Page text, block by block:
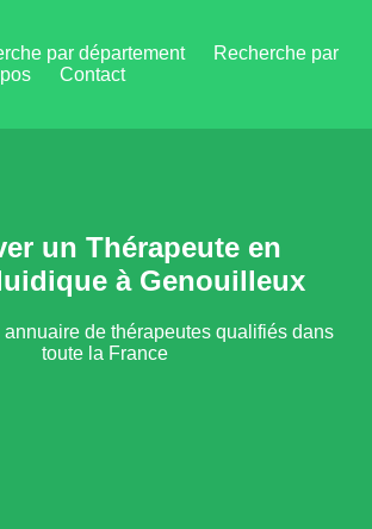
par département
Recherche par
Contact
un Thérapeute en
à Genouilleux
annuaire de thérapeutes qualifiés dans
toute la France